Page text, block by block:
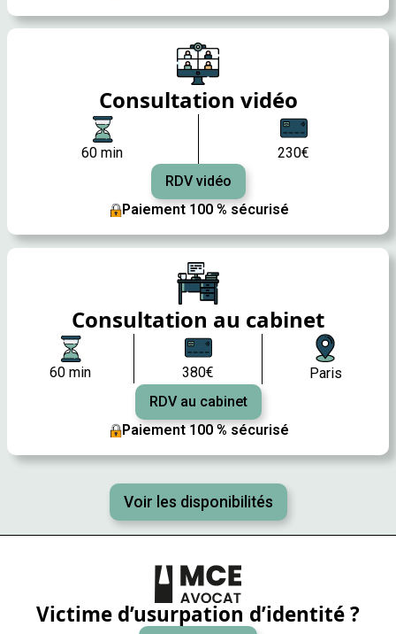
Consultation vidéo
60 min
230€
RDV vidéo
Paiement 100 % sécurisé
Consultation au cabinet
60 min 380€
Paris
RDV au cabinet
Paiement 100 % sécurisé
Voir les disponibilités
Victime d’usurpation d’identité ?